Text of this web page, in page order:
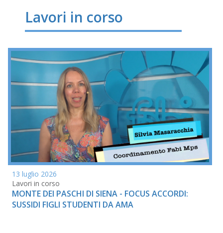
Lavori in corso
13 luglio 2026
Lavori in corso
MONTE DEI PASCHI DI SIENA - FOCUS ACCORDI:
SUSSIDI FIGLI STUDENTI DA AMA